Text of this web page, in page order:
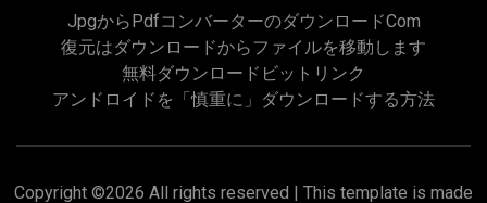
Jpgからpdfコンバーターのダウンロードcom
復元はダウンロードからファイルを移動します
無料ダウンロードビットリンク
アンドロイドを「慎重に」ダウンロードする方法
Copyright ©2026 All rights reserved | This template is made